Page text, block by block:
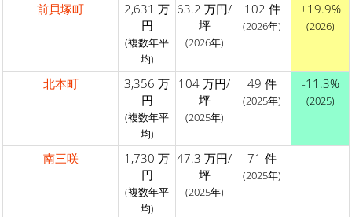
前貝塚町
2,631 万
円
(複数年平
均)
63.2 万円/
坪
(2026年)
102 件
(2026年)
+19.9%
(2026)
北本町
3,356 万
円
(複数年平
均)
104 万円/
坪
(2025年)
49 件
(2025年)
-11.3%
(2025)
南三咲
1,730 万
円
(複数年平
均)
47.3 万円/
坪
(2025年)
71 件
(2025年)
-